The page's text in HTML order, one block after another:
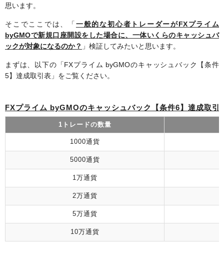
思います。
そこでここでは、「 一般的な初心者トレーダーがFXプライム
byGMOで新規口座開設をした場合に、一体いくらのキャッシュバ
ックが対象になるのか？ 」検証してみたいと思います。
まずは、以下の「FXプライム byGMOのキャッシュバック【条件
5】達成取引表」をご覧ください。
FXプライム byGMOのキャッシュバック【条件6】達成取引
1トレードの数量
1000通貨
5000通貨
1万通貨
2万通貨
5万通貨
10万通貨